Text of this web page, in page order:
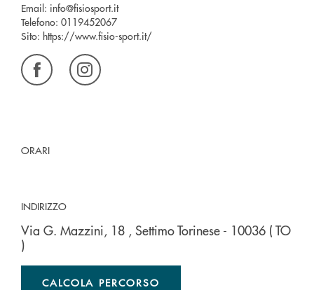
Email: info@fisiosport.it
Telefono: 0119452067
Sito: https://www.fisio-sport.it/
ORARI
INDIRIZZO
Via G. Mazzini, 18 , Settimo Torinese - 10036 ( TO
)
CALCOLA PERCORSO